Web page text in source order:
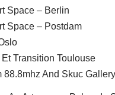
Space – Berlin
Space – Postdam
Transition Toulouse
88.8mhz And Skuc